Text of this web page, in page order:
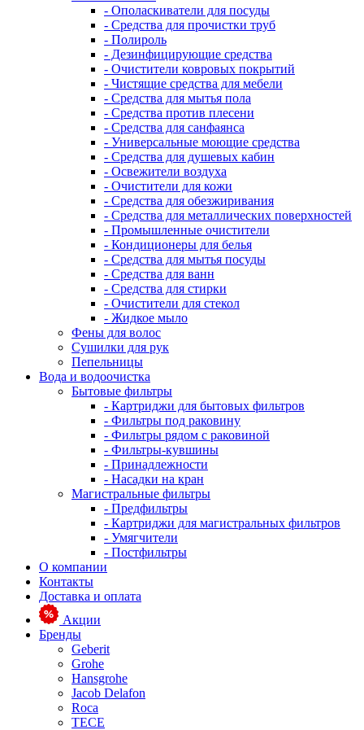
- Ополаскиватели для посуды
- Средства для прочистки труб
- Полироль
- Дезинфицирующие средства
- Очистители ковровых покрытий
- Чистящие средства для мебели
- Средства для мытья пола
- Средства против плесени
- Средства для санфаянса
- Универсальные моющие средства
- Средства для душевых кабин
- Освежители воздуха
- Очистители для кожи
- Средства для обезжиривания
- Средства для металлических поверхностей
- Промышленные очистители
- Кондиционеры для белья
- Средства для мытья посуды
- Средства для ванн
- Средства для стирки
- Очистители для стекол
- Жидкое мыло
Фены для волос
Сушилки для рук
Пепельницы
Вода и водоочистка
Бытовые фильтры
- Картриджи для бытовых фильтров
- Фильтры под раковину
- Фильтры рядом с раковиной
- Фильтры-кувшины
- Принадлежности
- Насадки на кран
Магистральные фильтры
- Предфильтры
- Картриджи для магистральных фильтров
- Умягчители
- Постфильтры
О компании
Контакты
Доставка и оплата
Акции
Бренды
Geberit
Grohe
Hansgrohe
Jacob Delafon
Roca
TECE